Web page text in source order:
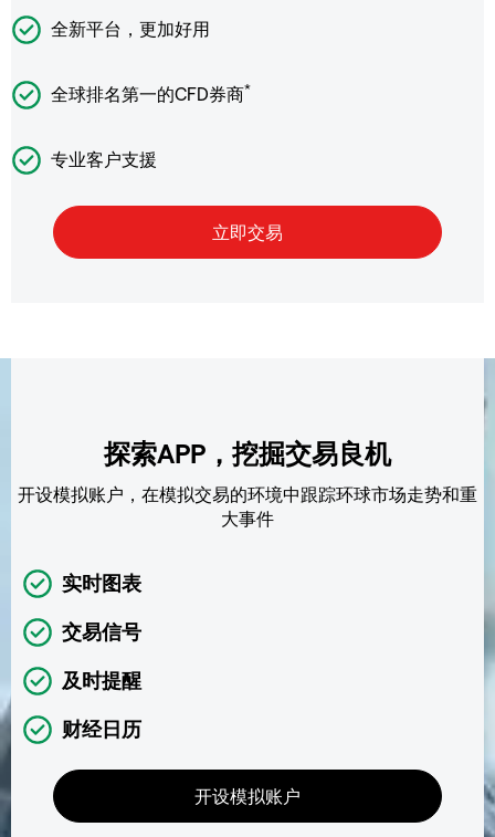
全新平台，更加好用
全球排名第一的CFD券商*
专业客户支援
探索APP，挖掘交易良机
开设模拟账户，在模拟交易的环境中跟踪环球市场走势和重
大事件
实时图表
交易信号
及时提醒
财经日历